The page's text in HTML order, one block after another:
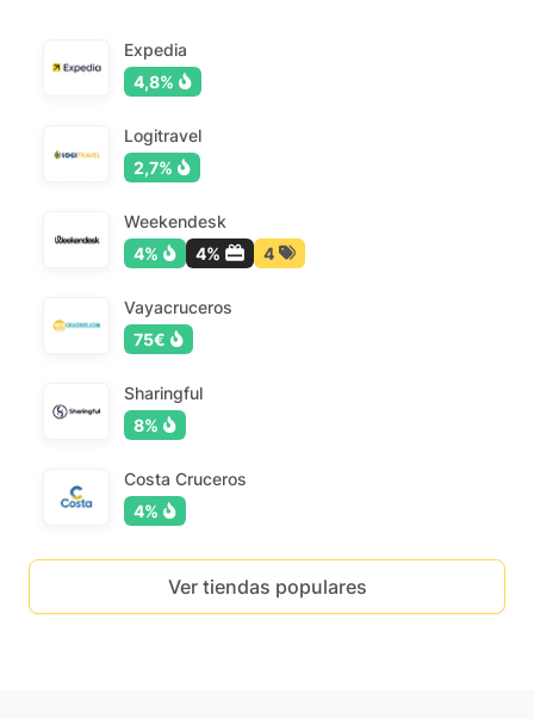
Expedia
4,8%
Logitravel
2,7%
Weekendesk
4%
4% 4
Vayacruceros
75€
Sharingful
8%
Costa Cruceros
4%
Ver tiendas populares